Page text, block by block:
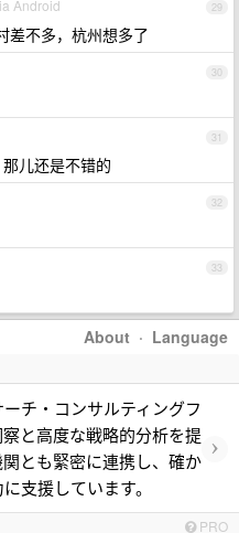
29
Android
差不多，杭州想多了
30
31
儿还是不错的
32
33
About · Language
チ・コンサルティングフ
と高度な戦略的分析を提
とも緊密に連携し、確か
支援しています。
›
PRO